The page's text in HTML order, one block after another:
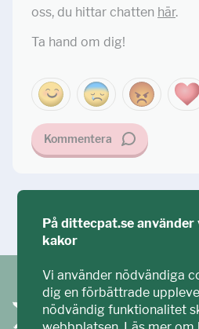
oss, du hittar chatten här.
Ta hand om dig!
Kommentera
På dittecpat.se använder
kakor
Vi använder nödvändiga
dig en förbättrade
nödvändig funktionalitet